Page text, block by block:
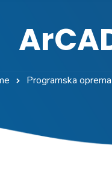
Programska oprema